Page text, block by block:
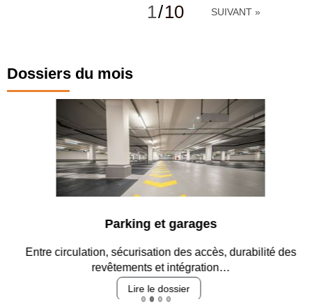
1/10 SUIVANT »
Dossiers du mois
Parking et garages
Entre circulation, sécurisation des accès, durabilité des
revêtements et intégration…
Lire le dossier